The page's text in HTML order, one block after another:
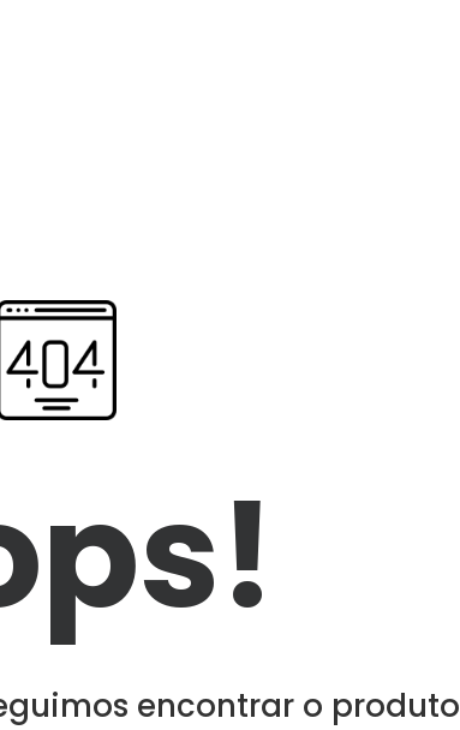
encontrar o produto